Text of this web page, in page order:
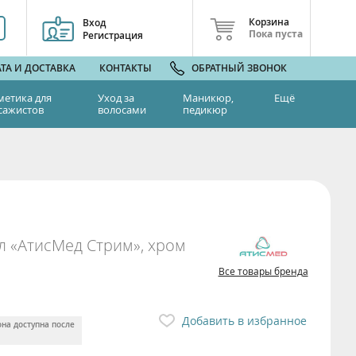
Вход
Регистрация
Корзина
Пока пуста
И ДОСТАВКА КОНТАКТЫ ОБРАТНЫЙ ЗВОНОК
для
Уход за
волосами
Маникюр,
педикюр
Ещё
«АтисМед Стрим», хром
Все товары бренда
Добавить в избранное
доступна после